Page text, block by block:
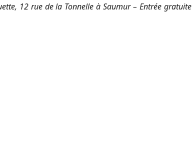
12 rue de la Tonnelle à Saumur – Entrée gratuite